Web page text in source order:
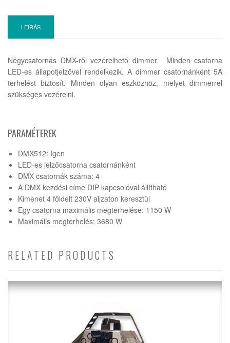
LEÍRÁS
Négycsatornás DMX-ről vezérelhető dimmer. Minden csatorna
LED-es állapotjelzővel rendelkezik. A dimmer csatornánként 5A
terhelést biztosít. Minden olyan eszközhöz, melyet dimmerrel
szükséges vezérelni.
PARAMÉTEREK
DMX512: Igen
LED-es jelzőcsatorna csatornánként
DMX csatornák száma: 4
A DMX kezdési címe DIP kapcsolóval állítható
Kimenet 4 földelt 230V aljzaton keresztül
Egy csatorna maximális megterhelése: 1150 W
Maximális megterhelés: 3680 W
RELATED PRODUCTS